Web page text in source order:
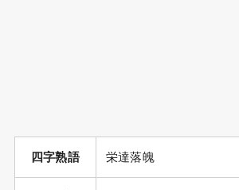
四字熟語 栄達落魄